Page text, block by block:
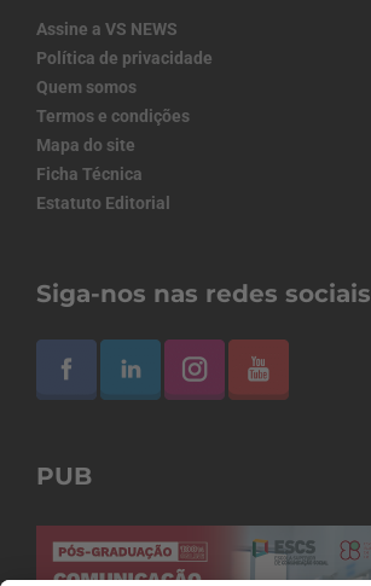
Assine a VS NEWS
Política de privacidade
Quem somos
Termos e condições
Mapa do site
Ficha Técnica
Estatuto Editorial
Siga-nos nas redes sociais
PUB